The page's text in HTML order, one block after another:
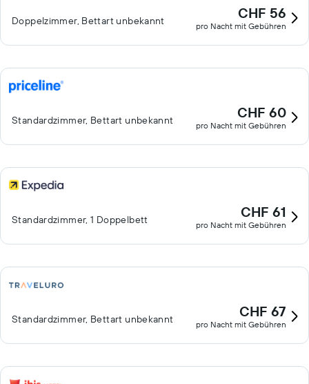
Doppelzimmer, Bettart unbekannt CHF 56
pro Nacht mit Gebühren
Standardzimmer, Bettart unbekannt CHF 60
pro Nacht mit Gebühren
Standardzimmer, 1 Doppelbett CHF 61
pro Nacht mit Gebühren
Standardzimmer, Bettart unbekannt CHF 67
pro Nacht mit Gebühren